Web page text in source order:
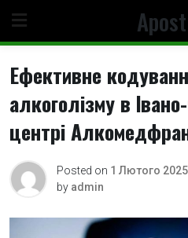
content
Ефективне
алкоголізму в
центрі
Posted on 1 Лютого 2025
by admin